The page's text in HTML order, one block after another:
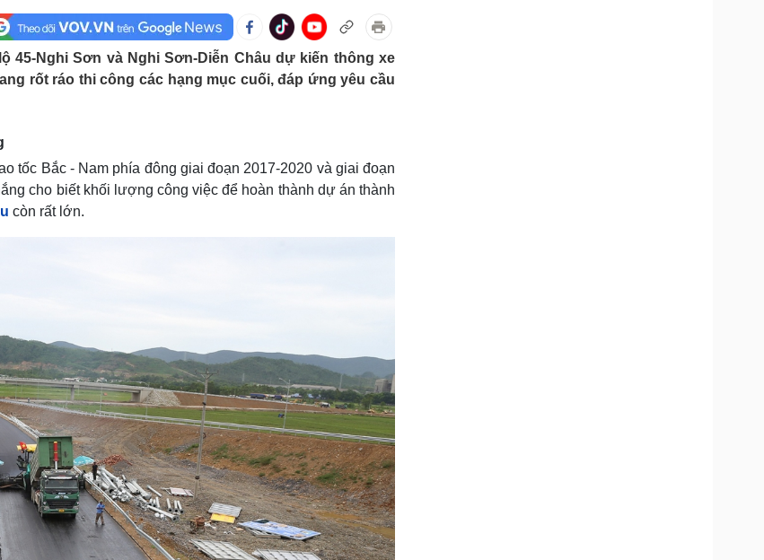
Thể thao
đá
Lịch thi đấu bóng đá
trường
Ô tô - Xe máy
Xe máy
Doanh nghiệp
Thông tin doanh nghiệp
Văn hóa
Sân khấu - Điện ảnh
Giải trí
Du lịch
check-in
45-Nghi Sơn và Nghi Sơn-Diễn Châu dự kiến thông xe
rốt ráo thi công các hạng mục cuối, đáp ứng yêu cầu
tốc Bắc - Nam phía đông giai đoạn 2017-2020 và giai đoạn
cho biết khối lượng công việc để hoàn thành dự án thành
còn rất lớn.